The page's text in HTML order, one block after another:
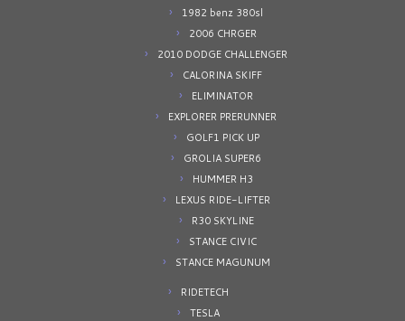
1982 benz 380sl
2006 CHRGER
2010 DODGE CHALLENGER
CALORINA SKIFF
ELIMINATOR
EXPLORER PRERUNNER
GOLF1 PICK UP
GROLIA SUPER6
HUMMER H3
LEXUS RIDE-LIFTER
R30 SKYLINE
STANCE CIVIC
STANCE MAGUNUM
RIDETECH
TESLA